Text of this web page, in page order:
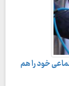
خود را هم